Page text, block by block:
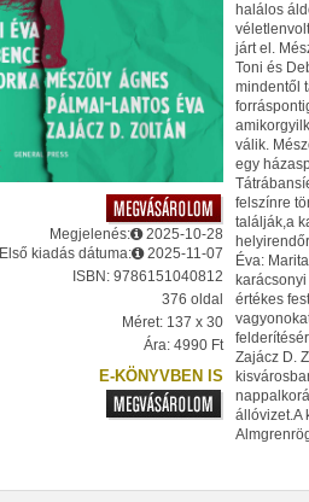
Megjelenés:
2025-10-28
Első kiadás dátuma:
2025-11-07
ISBN: 9786151040812
376 oldal
Méret: 137 x 30
Ára: 4990 Ft
E-KÖNYVBEN IS
halálos
járt el.
Toni és
mindentől
válik.
egy
felszínre
találják,a
Éva:
értékes
Zajácz D.
állóvizet.A